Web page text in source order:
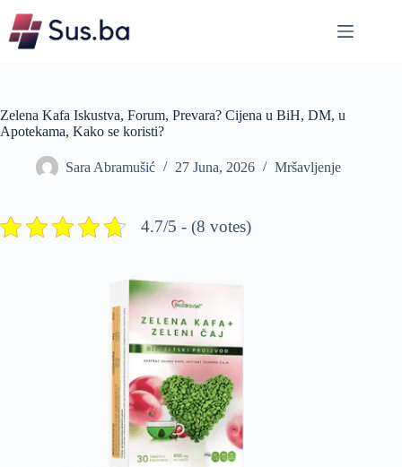
content
Zelena Kafa Iskustva, Forum, Prevara? Cijena u BiH, DM, u
Apotekama, Kako se koristi?
Sara Abramušić 27 Juna, 2026 Mršavljenje
4.7/5 - (8 votes)